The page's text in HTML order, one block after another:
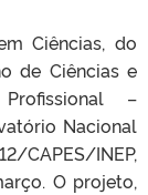
Ciências, do
de Ciências e
–
Nacional
INEP,
O projeto,